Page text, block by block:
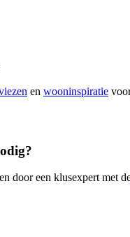
en wooninspiratie
door een klusexpert met